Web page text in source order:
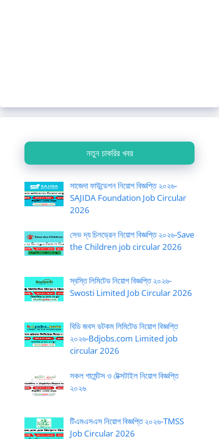
নতুন চাকরির খবর
সাজেদা ফাউন্ডেশন নিয়োগ বিজ্ঞপ্তি ২০২৬-
SAJIDA Foundation Job Circular
2026
সেভ দ্য চিলড্রেন নিয়োগ বিজ্ঞপ্তি ২০২৬-Save
the Children job circular 2026
স্বস্তি লিমিটেড নিয়োগ বিজ্ঞপ্তি ২০২৬-
Swosti Limited Job Circular 2026
বিডি জবস ডটকম লিমিটেড নিয়োগ বিজ্ঞপ্তি
২০২৬-Bdjobs.com Limited job
circular 2026
সকল গার্মেন্টস ও টেক্সটাইল নিয়োগ বিজ্ঞপ্তি
২০২৬
টিএমএসএস নিয়োগ বিজ্ঞপ্তি ২০২৬-TMSS
Job Circular 2026